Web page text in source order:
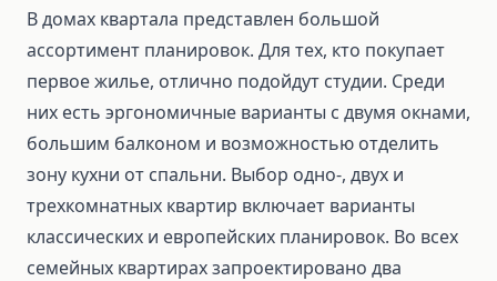
В домах квартала представлен большой
ассортимент планировок. Для тех, кто покупает
первое жилье, отлично подойдут студии. Среди
них есть эргономичные варианты с двумя окнами,
большим балконом и возможностью отделить
зону кухни от спальни. Выбор одно-, двух и
трехкомнатных квартир включает варианты
классических и европейских планировок. Во всех
семейных квартирах запроектировано два